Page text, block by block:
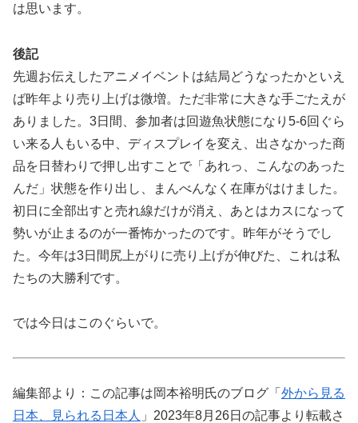
は思います。
後記
先週お伝えしたアニメイベントは結局どうなったかといえ
ば昨年より売り上げは微増。ただ非常に大きな手ごたえが
ありました。3日間、参加者は回遊魚状態になり5-6回ぐら
い来る人もいる中、ディスプレイを変え、出さなかった商
品を日替わりで押し出すことで「あれっ、こんなのあった
んだ」状態を作り出し、まんべんなく在庫がはけました。
初日に全部出すと売れ線だけが消え、あとはカスになって
勢いが止まるのが一番怖かったのです。昨年がそうでし
た。今年は3日間尻上がりに売り上げが伸びた、これは私
たちの大勝利です。
では今日はこのぐらいで。
編集部より：この記事は岡本裕明氏のブログ「 外から見る
日本、見られる日本人 」2023年8月26日の記事より転載さ